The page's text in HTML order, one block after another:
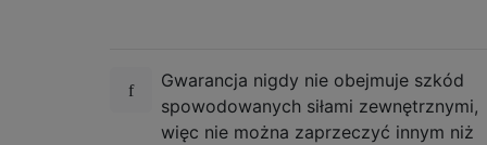
Gwarancja nigdy nie obejmuje szkód
spowodowanych siłami zewnętrznymi,
więc nie można zaprzeczyć innym niż